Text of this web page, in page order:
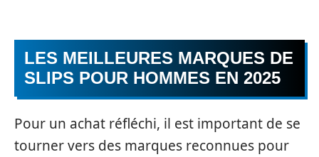
LES MEILLEURES MARQUES DE
SLIPS POUR HOMMES EN 2025
Pour un achat réfléchi, il est important de se
tourner vers des marques reconnues pour